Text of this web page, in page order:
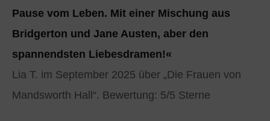
Pause vom Leben. Mit einer Mischung aus
Bridgerton und Jane Austen, aber den
spannendsten Liebesdramen!«
Lia T. im September 2025 über „Die Frauen von
Mandsworth Hall“. Bewertung: 5/5 Sterne